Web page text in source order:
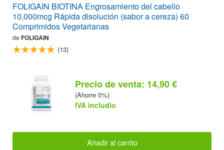
FOLIGAIN BIOTINA Engrosamiento del cabello
10,000mcg Rápida disolución (sabor a cereza) 60
Comprimidos Vegetarianas
de FOLIGAIN
(13)
Precio de venta: 14,90 €
(Ahorre 0%)
IVA includio
Añadir al carrito